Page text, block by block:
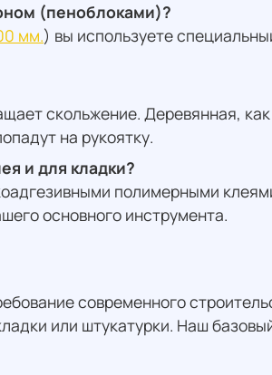
(пеноблоками)?
мм.) вы используете
скольжение. Деревянная,
на рукоятку.
и для кладки?
полимерными
основного инструмента.
современного
или штукатурки. Наш